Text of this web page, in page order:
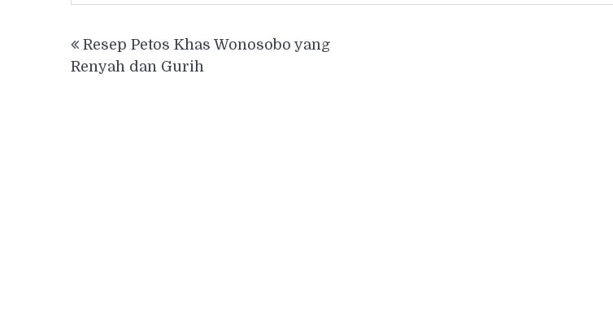
navigation
Resep Petos Khas Wonosobo yang
Renyah dan Gurih